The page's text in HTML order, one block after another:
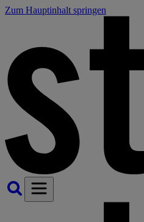
Zum Hauptinhalt springen